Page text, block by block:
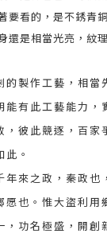
要看的，是不銹青
還是相當光亮，紋
的製作工藝，相當
能有此工藝能力，
，彼此競逐，百家
。
年來之政，秦政也
也。惟大盜利用
，功名極盛，開創